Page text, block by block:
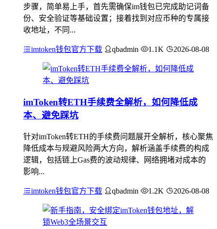
步骤，简单易上手，首先需确保im钱包已完成助记词备
份、安全验证等基础设置；接着找到对应币种的专属接
收地址，不同...
imtoken钱包官方下载 qbadmin 1.1K 2026-08-08
imToken转ETH手续费全解析，如何降低成
本、避免踩坑
针对imToken转ETH的手续费问题展开全解析，核心聚焦
降低成本与规避风险两大方向，解析涵盖手续费的构成
逻辑，包括链上Gas费的波动规律、网络拥堵对成本的
影响...
imtoken钱包官方下载 qbadmin 1.2K 2026-08-08